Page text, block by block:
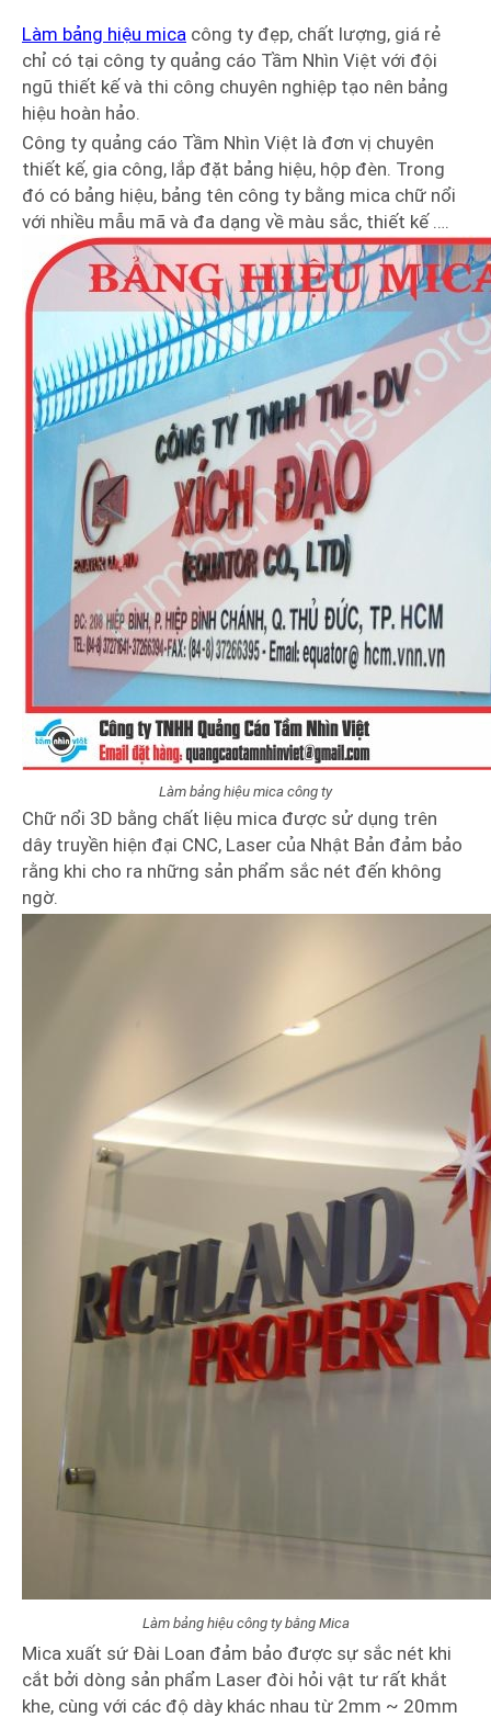
Làm bảng hiệu mica công ty đẹp, chất lượng, giá rẻ
chỉ có tại công ty quảng cáo Tầm Nhìn Việt với đội
ngũ thiết kế và thi công chuyên nghiệp tạo nên bảng
hiệu hoàn hảo.
Công ty quảng cáo Tầm Nhìn Việt là đơn vị chuyên
thiết kế, gia công, lắp đặt bảng hiệu, hộp đèn. Trong
đó có bảng hiệu, bảng tên công ty bằng mica chữ nổi
với nhiều mẫu mã và đa dạng về màu sắc, thiết kế ….
Làm bảng hiệu mica công ty
Chữ nổi 3D bằng chất liệu mica được sử dụng trên
dây truyền hiện đại CNC, Laser của Nhật Bản đảm bảo
rằng khi cho ra những sản phẩm sắc nét đến không
ngờ.
Làm bảng hiệu công ty bằng Mica
Mica xuất sứ Đài Loan đảm bảo được sự sắc nét khi
cắt bởi dòng sản phẩm Laser đòi hỏi vật tư rất khắt
khe, cùng với các độ dày khác nhau từ 2mm ~ 20mm